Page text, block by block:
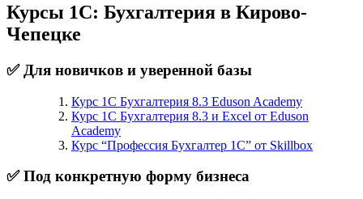
Курсы 1С: Бухгалтерия в Кирово-
Чепецке
✅ Для новичков и уверенной базы
Курс 1С Бухгалтерия 8.3 Eduson Academy
Курс 1С Бухгалтерия 8.3 и Excel от Eduson
Academy
Курс “Профессия Бухгалтер 1С” от Skillbox
✅ Под конкретную форму бизнеса